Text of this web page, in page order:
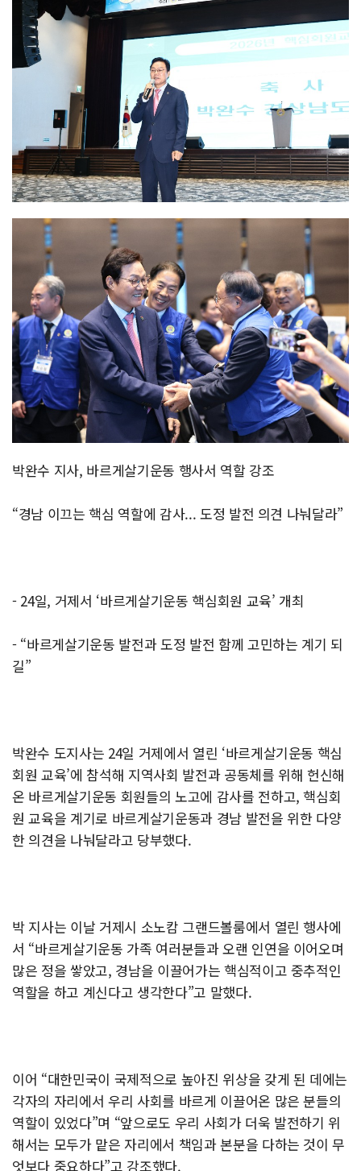
박완수 지사, 바르게살기운동 행사서 역할 강조
“경남 이끄는 핵심 역할에 감사... 도정 발전 의견 나눠달라”
- 24일, 거제서 ‘바르게살기운동 핵심회원 교육’ 개최
- “바르게살기운동 발전과 도정 발전 함께 고민하는 계기 되
길”
박완수 도지사는 24일 거제에서 열린 ‘바르게살기운동 핵심
회원 교육’에 참석해 지역사회 발전과 공동체를 위해 헌신해
온 바르게살기운동 회원들의 노고에 감사를 전하고, 핵심회
원 교육을 계기로 바르게살기운동과 경남 발전을 위한 다양
한 의견을 나눠달라고 당부했다.
박 지사는 이날 거제시 소노캄 그랜드볼룸에서 열린 행사에
서 “바르게살기운동 가족 여러분들과 오랜 인연을 이어오며
많은 정을 쌓았고, 경남을 이끌어가는 핵심적이고 중추적인
역할을 하고 계신다고 생각한다”고 말했다.
이어 “대한민국이 국제적으로 높아진 위상을 갖게 된 데에는
각자의 자리에서 우리 사회를 바르게 이끌어온 많은 분들의
역할이 있었다”며 “앞으로도 우리 사회가 더욱 발전하기 위
해서는 모두가 맡은 자리에서 책임과 본분을 다하는 것이 무
엇보다 중요하다”고 강조했다.